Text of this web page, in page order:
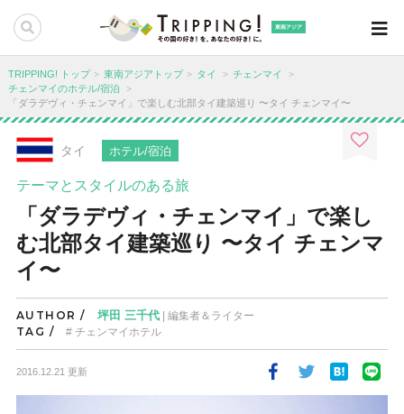
東南アジア
TRIPPING! トップ 東南アジアトップ タイ
チェンマイ
チェンマイのホテル/宿泊
「ダラデヴィ・チェンマイ」で楽しむ北部タイ建築巡り 〜タイ チェンマイ〜
タイ ホテル/宿泊
テーマとスタイルのある旅
「ダラデヴィ・チェンマイ」で楽し
む北部タイ建築巡り 〜タイ チェンマ
イ〜
AUTHOR / 坪田 三千代| 編集者＆ライター
TAG / チェンマイホテル
2016.12.21 更新